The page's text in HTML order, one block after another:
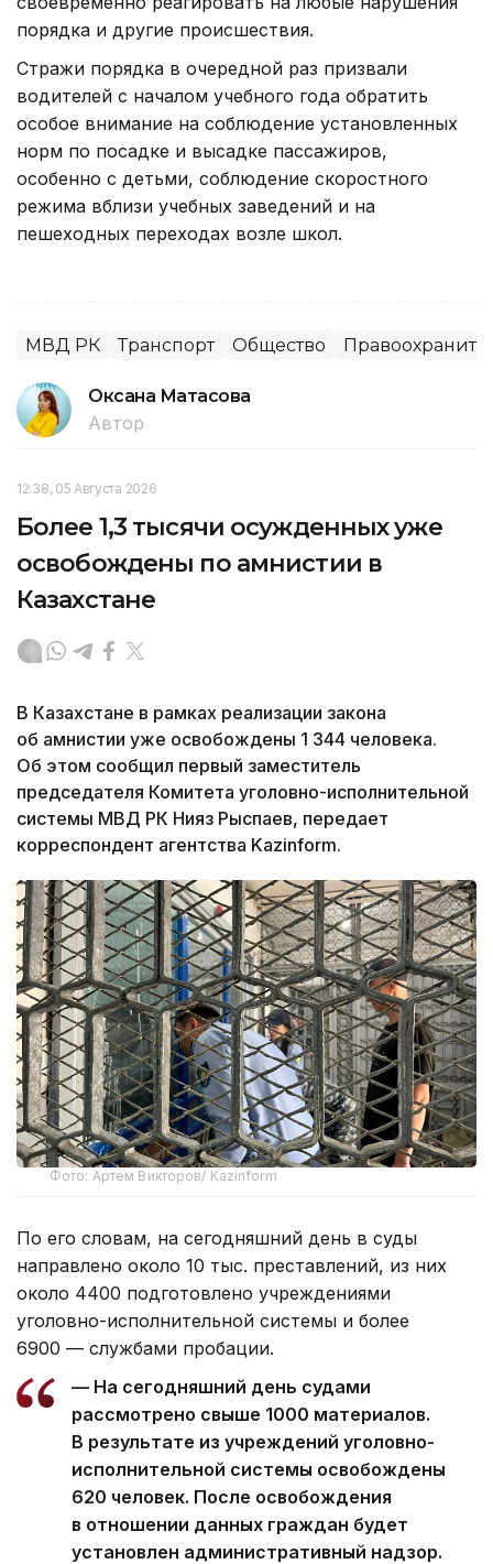
порядка и другие происшествия.
Стражи порядка в очередной раз призвали
водителей с началом учебного года обратить
особое внимание на соблюдение установленных
норм по посадке и высадке пассажиров,
особенно с детьми, соблюдение скоростного
режима вблизи учебных заведений и на
пешеходных переходах возле школ.
МВД РК Транспорт Общество
Оксана Матасова
Автор
12:38, 05 Августа 2026
Более 1,3 тысячи осужденных уже
освобождены по амнистии в
Казахстане
В Казахстане в рамках реализации закона
об амнистии уже освобождены 1 344 человека.
Об этом сообщил первый заместитель
председателя Комитета уголовно-исполнительной
системы МВД РК Нияз Рыспаев, передает
корреспондент агентства Kazinform.
Фото: Артем Викторов/ Kazinform
По его словам, на сегодняшний день в суды
направлено около 10 тыс. преставлений, из них
около 4400 подготовлено учреждениями
уголовно-исполнительной системы и более
6900 — службами пробации.
— На сегодняшний день судами
рассмотрено свыше 1000 материалов.
В результате из учреждений уголовно-
исполнительной системы освобождены
620 человек. После освобождения
в отношении данных граждан будет
установлен административный надзор.